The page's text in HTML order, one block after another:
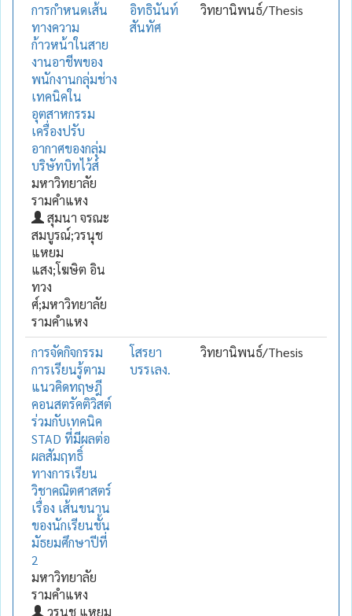
การกำหนดเส้น
ทางความ
ก้าวหน้าในสาย
งานอาชีพของ
พนักงานกลุ่มช่าง
เทคนิคใน
อุตสาหกรรม
เครื่องปรับ
อากาศของกลุ่ม
บริษัทบิทไว้ส์
มหาวิทยาลัย
รามคำแหง
สุมนา จรณะ
สมบูรณ์;วรนุช
แหยม
แสง;โฆษิต อิน
ทวง
ศ์;มหาวิทยาลัย
รามคำแหง
อิทธินันท์
สันทัศ
วิทยานิพนธ์/Thesis
การจัดกิจกรรม
การเรียนรู้ตาม
แนวคิดทฤษฎี
คอนสตรัคติวิสต์
ร่วมกับเทคนิค
STAD ที่มีผลต่อ
ผลสัมฤทธิ์
ทางการเรียน
วิชาคณิตศาสตร์
เรื่อง เส้นขนาน
ของนักเรียนชั้น
มัธยมศึกษาปีที่
2
มหาวิทยาลัย
รามคำแหง
วรนุช แหยม
โสรยา
บรรเลง.
วิทยานิพนธ์/Thesis